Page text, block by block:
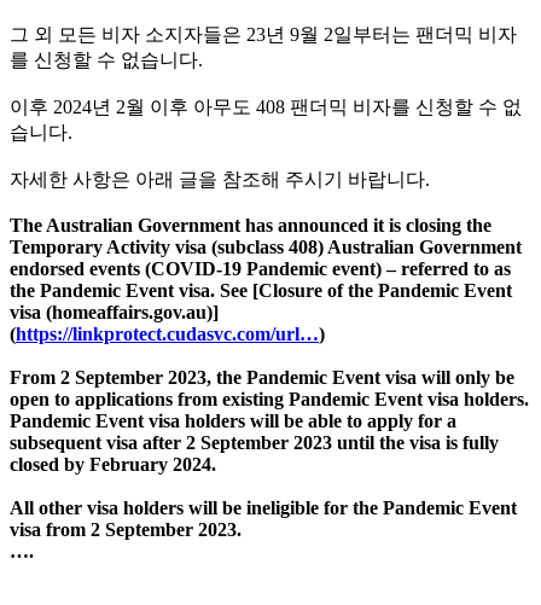
그 외 모든 비자 소지자들은 23년 9월 2일부터는 팬더믹 비자
를 신청할 수 없습니다.
이후 2024년 2월 이후 아무도 408 팬더믹 비자를 신청할 수 없
습니다.
자세한 사항은 아래 글을 참조해 주시기 바랍니다.
The Australian Government has announced it is closing the
Temporary Activity visa (subclass 408) Australian Government
endorsed events (COVID-19 Pandemic event) – referred to as
the Pandemic Event visa. See [Closure of the Pandemic Event
visa (homeaffairs.gov.au)]
(https://linkprotect.cudasvc.com/url…)
From 2 September 2023, the Pandemic Event visa will only be
open to applications from existing Pandemic Event visa holders.
Pandemic Event visa holders will be able to apply for a
subsequent visa after 2 September 2023 until the visa is fully
closed by February 2024.
All other visa holders will be ineligible for the Pandemic Event
visa from 2 September 2023.
….